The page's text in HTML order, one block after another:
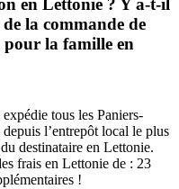
en Lettonie ? Y a-t-il
la commande de
pour la famille en
tous les Paniers-
l’entrepôt local le plus
destinataire en Lettonie.
frais en Lettonie de : 23
!